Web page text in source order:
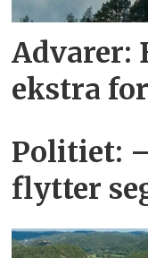
Advarer:
ekstra
Politiet:
flytter